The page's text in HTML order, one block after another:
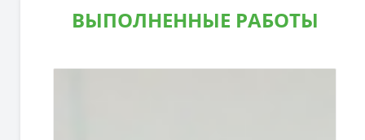
ВЫПОЛНЕННЫЕ РАБОТЫ